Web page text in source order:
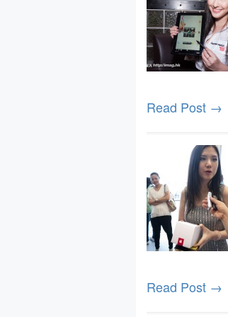
Read Post →
Read Post →